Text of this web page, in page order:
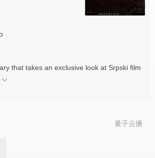
that takes an exclusive look at Srpski film
量子云播